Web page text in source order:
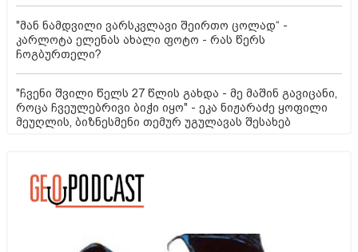
"მან ნამდვილი ვარსკვლავი შეირთო ცოლად“ -
კარლოტა ელენას ახალი ფოტო - რას წერს
ჩოგბურთელი?
"ჩვენი შვილი წელს 27 წლის გახდა - მე მაშინ გავიცანი,
როცა ჩვეულებრივი ბიჭი იყო" - ეკა ნიჟარაძე ყოფილი
მეუღლის, ბიზნესმენი თემურ უგულავას შესახებ